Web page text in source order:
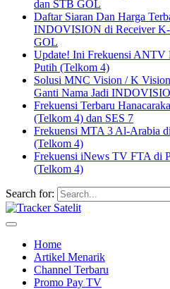
dan STB GOL
Daftar Siaran Dan Harga
INDOVISION di Receiver
GOL
Update! Ini Frekuensi
Putih (Telkom 4)
Solusi MNC Vision / K
Ganti Nama Jadi
Frekuensi Terbaru
(Telkom 4) dan SES 7
Frekuensi MTA 3 Al-Arabia
(Telkom 4)
Frekuensi iNews TV FTA di
(Telkom 4)
Search for:
Home
Artikel Menarik
Channel Terbaru
Promo Pay TV